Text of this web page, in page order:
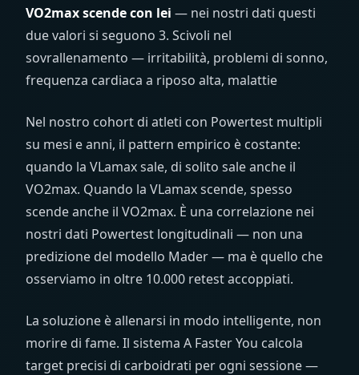
VO2max scende con lei — nei nostri dati questi
due valori si seguono 3. Scivoli nel
sovrallenamento — irritabilità, problemi di sonno,
frequenza cardiaca a riposo alta, malattie
Nel nostro cohort di atleti con Powertest multipli
su mesi e anni, il pattern empirico è costante:
quando la VLamax sale, di solito sale anche il
VO2max. Quando la VLamax scende, spesso
scende anche il VO2max. È una correlazione nei
nostri dati Powertest longitudinali — non una
predizione del modello Mader — ma è quello che
osserviamo in oltre 10.000 retest accoppiati.
La soluzione è allenarsi in modo intelligente, non
morire di fame. Il sistema A Faster You calcola
target precisi di carboidrati per ogni sessione —